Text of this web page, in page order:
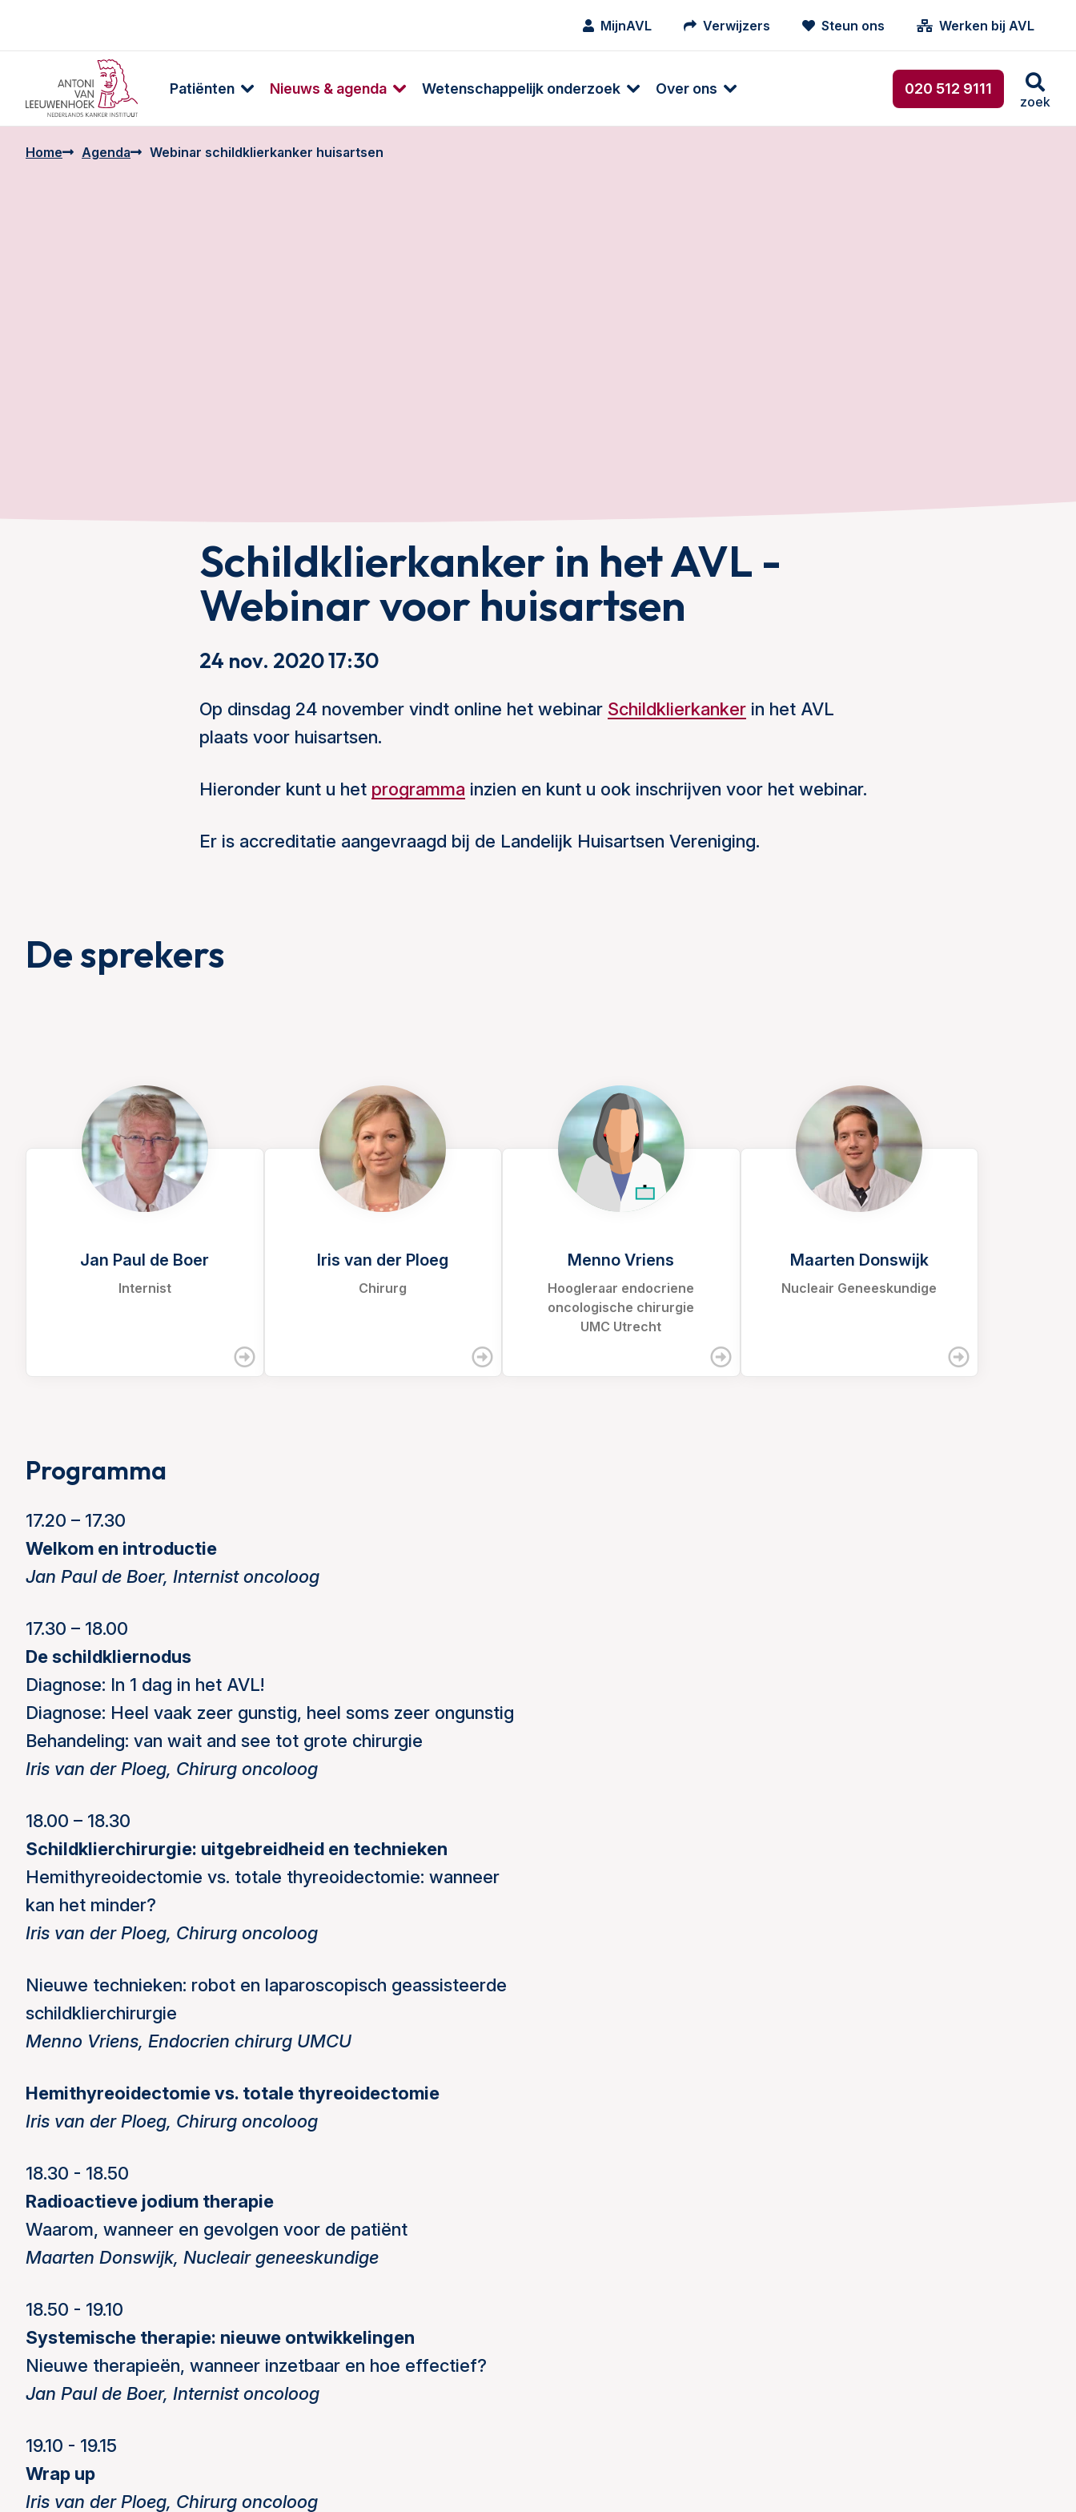
MijnAVL Verwijzers Steun ons Werken bij AVL
Patiënten Nieuws & agenda Wetenschappelijk onderzoek Over ons 020 512 9111
zoek
Home Agenda Webinar schildklierkanker huisartsen
Schildklierkanker in het AVL -
Webinar voor huisartsen
24 nov. 2020 17:30
Op dinsdag 24 november vindt online het webinar Schildklierkankerin het AVL
plaats voor huisartsen.
Hieronder kunt u het programma inzien en kunt u ook inschrijven voor het webinar.
Er is accreditatie aangevraagd bij de Landelijk Huisartsen Vereniging.
De sprekers
Jan Paul de Boer
Internist
Iris van der Ploeg
Chirurg
Menno Vriens
Hoogleraar endocriene
oncologische chirurgie
UMC Utrecht
Maarten Donswijk
Nucleair Geneeskundige
Programma
17.20 – 17.30
Welkom en introductie
Jan Paul de Boer, Internist oncoloog
17.30 – 18.00
De schildkliernodus
Diagnose: In 1 dag in het AVL!
Diagnose: Heel vaak zeer gunstig, heel soms zeer ongunstig
Behandeling: van wait and see tot grote chirurgie
Iris van der Ploeg, Chirurg oncoloog
18.00 – 18.30
Schildklierchirurgie: uitgebreidheid en technieken
Hemithyreoidectomie vs. totale thyreoidectomie: wanneer
kan het minder?
Iris van der Ploeg, Chirurg oncoloog
Nieuwe technieken: robot en laparoscopisch geassisteerde
schildklierchirurgie
Menno Vriens, Endocrien chirurg UMCU
Hemithyreoidectomie vs. totale thyreoidectomie
Iris van der Ploeg, Chirurg oncoloog
18.30 - 18.50
Radioactieve jodium therapie
Waarom, wanneer en gevolgen voor de patiënt
Maarten Donswijk, Nucleair geneeskundige
18.50 - 19.10
Systemische therapie: nieuwe ontwikkelingen
Nieuwe therapieën, wanneer inzetbaar en hoe effectief?
Jan Paul de Boer, Internist oncoloog
19.10 - 19.15
Wrap up
Iris van der Ploeg, Chirurg oncoloog